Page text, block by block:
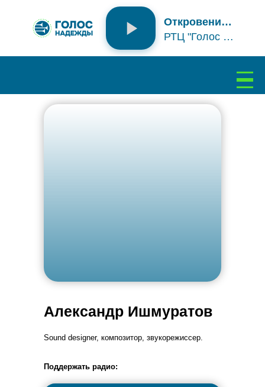
Откровение надежды
РТЦ "Голос надежды" | golosn.ru
Поддержать радио:
Александр Ишмуратов
Sound designer, композитор, звукорежиссер.